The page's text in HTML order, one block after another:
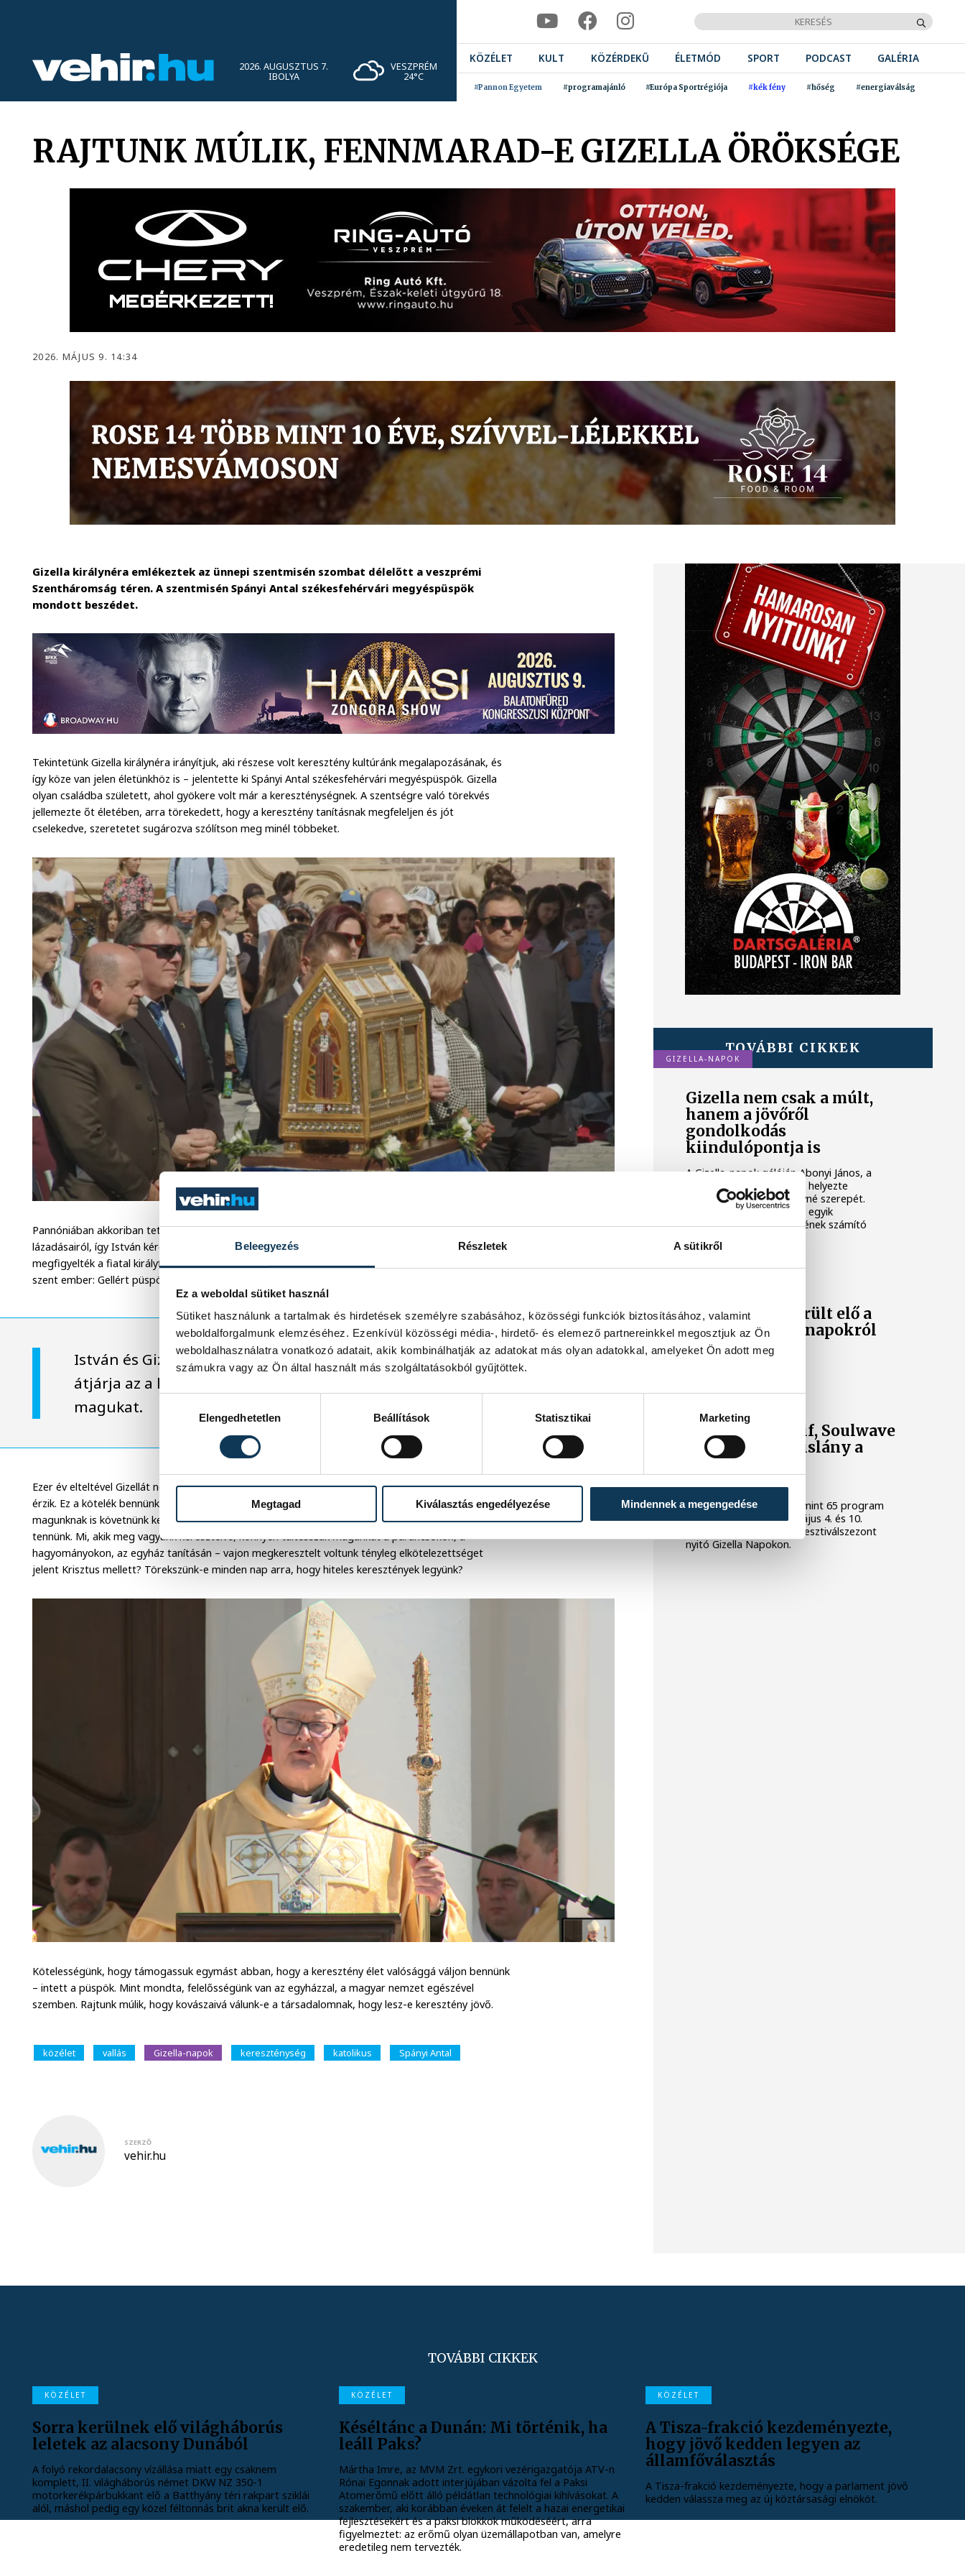
Beleegyezés Részletek A sütikről
Ez a weboldal sütiket használ
Sütiket használunk a tartalmak és hirdetések személyre szabásához, közösségi funkciók biztosításához, valamint
weboldalforgalmunk elemzéséhez. Ezenkívül közösségi média-, hirdető- és elemező partnereinkkel megosztjuk az Ön
weboldalhasználatra vonatkozó adatait, akik kombinálhatják az adatokat más olyan adatokkal, amelyeket Ön adott meg
számukra vagy az Ön által használt más szolgáltatásokból gyűjtöttek.
Elengedhetetlen
Beállítások Statisztikai Marketing
Megtagad Kiválasztás engedélyezése Mindennek a megengedése
2026. AUGUSZTUS 7.
IBOLYA
VESZPRÉM
24°C
KÖZÉLET KULT KÖZÉRDEKŰ ÉLETMÓD SPORT PODCAST GALÉRIA
#Pannon Egyetem #programajánló #Európa Sportrégiója #kék fény #hőség #energiaválság
RAJTUNK MÚLIK, FENNMARAD-E GIZELLA ÖRÖKSÉGE
2026. MÁJUS 9. 14:34
Gizella királynéra emlékeztek az ünnepi szentmisén szombat délelőtt a veszprémi
Szentháromság téren. A szentmisén Spányi Antal székesfehérvári megyéspüspök
mondott beszédet.
Tekintetünk Gizella királynéra irányítjuk, aki részese volt keresztény kultúránk megalapozásának, és
így köze van jelen életünkhöz is – jelentette ki Spányi Antal székesfehérvári megyéspüspök. Gizella
olyan családba született, ahol gyökere volt már a kereszténységnek. A szentségre való törekvés
jellemezte őt életében, arra törekedett, hogy a keresztény tanításnak megfeleljen és jót
cselekedve, szeretetet sugározva szólítson meg minél többeket.
Pannóniában akkoriban tették meg az első lépéseket a kereszténység felé, hírek szóltak a pogányok
lázadásairól, így István kérésére nem rögtön adtak választ Gizella szülei: előbb felmérték,
megfigyelték a fiatal királyfit, és meggyőződtek róla, hogy hitben élő ember. Istvánt magát is egy
szent ember: Gellért püspök nevelte, aki elmélyítette a keresztény gondolkodását.
István és Gizella küldetése az volt, hogy ezt a nemzetet
átjárja az a hit, amelynek ők maguk is odaadták
magukat.
Ezer év elteltével Gizellát nemcsak Veszprémben, de mindenütt a magyarok szívükhöz közel állónak
érzik. Ez a kötelék bennünket is hív, mert nem elég visszaemlékezni egy szent életpéldájára,
magunknak is követnünk kell ezt az életet, amit tőle tanulunk, azt a mindennapi életünk részévé kell
tennünk. Mi, akik meg vagyunk keresztelve, könnyen túltesszük magunkat a parancsokon, a
hagyományokon, az egyház tanításán – vajon megkeresztelt voltunk tényleg elkötelezettséget
jelent Krisztus mellett? Törekszünk-e minden nap arra, hogy hiteles keresztények legyünk?
Kötelességünk, hogy támogassuk egymást abban, hogy a keresztény élet valósággá váljon bennünk
– intett a püspök. Mint mondta, felelősségünk van az egyházzal, a magyar nemzet egészével
szemben. Rajtunk múlik, hogy kovászaivá válunk-e a társadalomnak, hogy lesz-e keresztény jövő.
közélet vallás Gizella-napok kereszténység katolikus Spányi Antal
SZERZŐ
vehir.hu
TOVÁBBI CIKKEK
GIZELLA-NAPOK
Gizella nem csak a múlt,
hanem a jövőről
gondolkodás
kiindulópontja is
A Gizella-napok gáláján Abonyi János, a
Pannon Egyetem rektora helyezte
kontextusba Gizella királyné szerepét.
Ugyanitt átadták a város egyik
legrangosabb kitüntetésének számító
Érdekes kép került elő a
legelső Gizella-napokról
1992-t írtunk akkor.
KULTÚRA
Punnany Massif, Soulwave
és Csaknekedkislány a
Gizella Napok
programjában
Idén 30 helyszínen több mint 65 program
várja az érdeklődőket május 4. és 10.
között Veszprémben, a fesztiválszezont
nyitó Gizella Napokon.
TOVÁBBI CIKKEK
KÖZÉLET
Sorra kerülnek elő világháborús
leletek az alacsony Dunából
A folyó rekordalacsony vízállása miatt egy csaknem
komplett, II. világháborús német DKW NZ 350-1
motorkerékpárbukkant elő a Batthyány téri rakpart sziklái
alól, máshol pedig egy közel féltonnás brit akna került elő.
KÖZÉLET
Késéltánc a Dunán: Mi történik, ha
leáll Paks?
Mártha Imre, az MVM Zrt. egykori vezérigazgatója ATV-n
Rónai Egonnak adott interjújában vázolta fel a Paksi
Atomerőmű előtt álló példátlan technológiai kihívásokat. A
szakember, aki korábban éveken át felelt a hazai energetikai
fejlesztésekért és a paksi blokkok működéséért, arra
figyelmeztet: az erőmű olyan üzemállapotban van, amelyre
eredetileg nem tervezték.
KÖZÉLET
A Tisza-frakció kezdeményezte,
hogy jövő kedden legyen az
államfőválasztás
A Tisza-frakció kezdeményezte, hogy a parlament jövő
kedden válassza meg az új köztársasági elnököt.